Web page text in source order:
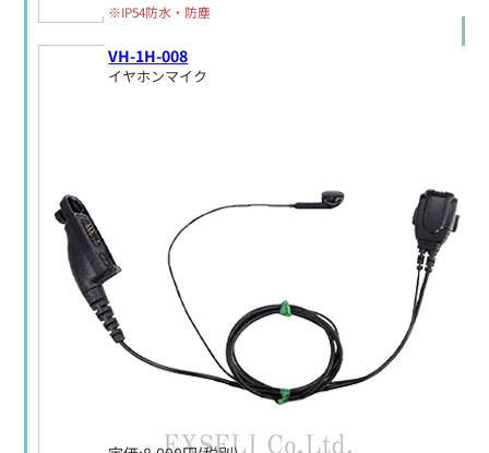
※IP54防水・防塵
VH-1H-008
イヤホンマイク